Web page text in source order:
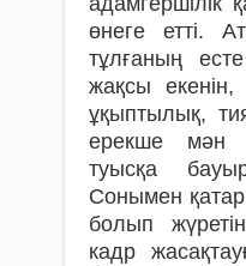
өнеге етті.
тұлғаның есте
жақсы
ұқыптылық,
ерекше мән
туысқа
Сонымен қатар
болып
кадр